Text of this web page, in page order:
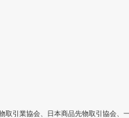
取引業協会 日本商品先物取引協会